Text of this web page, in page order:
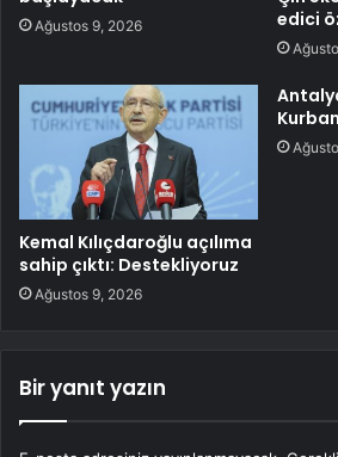
Ağustos 9, 2026
edici
Kemal Kılıçdaroğlu açılıma
sahip çıktı: Destekliyoruz
Ağustos 9, 2026
Bir yanıt yazın